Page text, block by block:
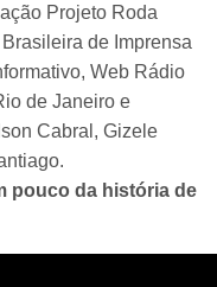
Projeto Roda
de Imprensa
Web Rádio
de Janeiro e
Cabral, Gizele
pouco da história de